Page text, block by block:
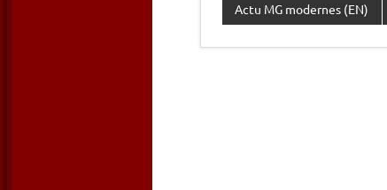
Actu MG modernes (EN)